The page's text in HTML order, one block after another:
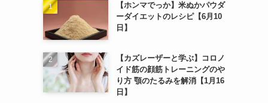
【ホンマでっか】米ぬかパウダ
ーダイエットのレシピ【6月10
日】
【カズレーザーと学ぶ】コロノ
イド筋の顔筋トレーニングのや
り方 顎のたるみを解消【1月16
日】